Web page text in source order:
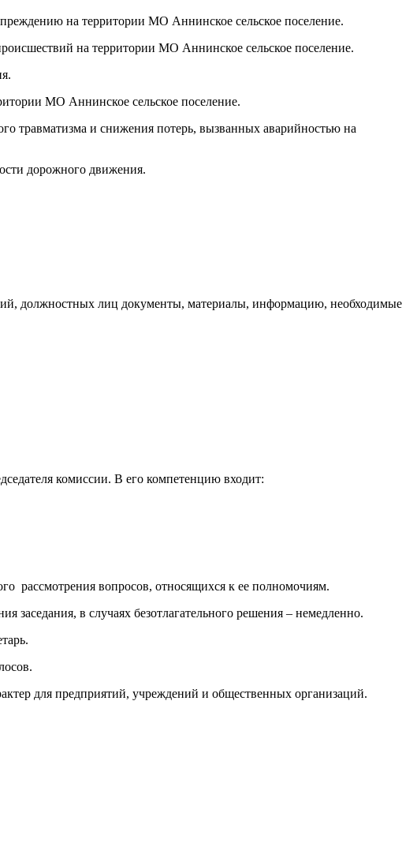
на территории МО Аннинское сельское поселение.
на территории МО Аннинское сельское поселение.
МО Аннинское сельское поселение.
травматизма и снижения потерь, вызванных аварийностью на
дорожного движения.
должностных лиц документы, материалы, информацию, необходимые
комиссии. В его компетенцию входит:
рассмотрения вопросов, относящихся к ее полномочиям.
в случаях безотлагательного решения – немедленно.
для предприятий, учреждений и общественных организаций.